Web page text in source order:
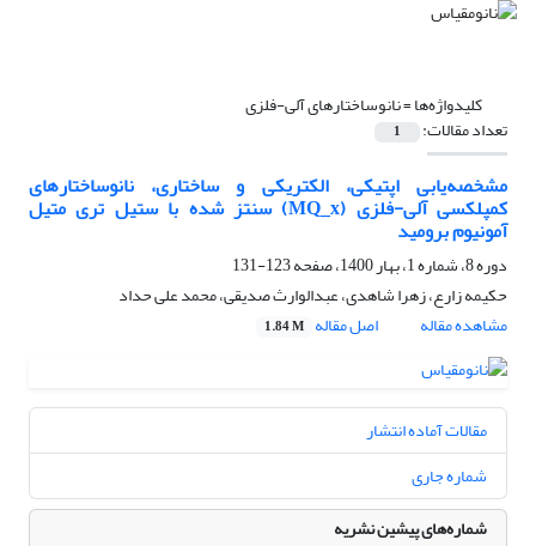
کلیدواژه‌ها =نانوساختارهای آلی-فلزی
تعداد مقالات: 1
مشخصه‌یابی اپتیکی، الکتریکی و ساختاری، نانوساختارهای
کمپلکسی آلی-فلزی (MQ_x) سنتز شده با ستیل تری متیل
آمونیوم برومید
دوره 8، شماره 1، بهار 1400، صفحه
123-131
حکیمه زارع، زهرا شاهدی، عبدالوارث صدیقی، محمد علی حداد
مشاهده مقاله
اصل مقاله 1.84 M
مقالات آماده انتشار
شماره جاری
شماره‌های پیشین نشریه